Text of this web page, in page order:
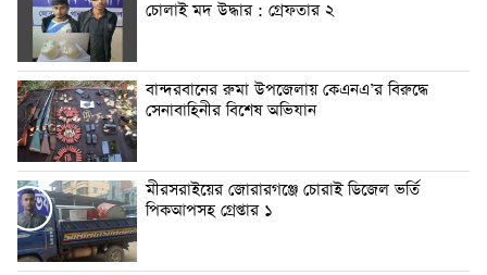
চোলাই মদ উদ্ধার : গ্রেফতার ২
বান্দরবানের রুমা উপজেলায় কেএনএ’র বিরুদ্ধে
সেনাবাহিনীর বিশেষ অভিযান
মীরসরাইয়ের জোরারগঞ্জে চোরাই ডিজেল ভর্তি
পিকআপসহ গ্রেপ্তার ১